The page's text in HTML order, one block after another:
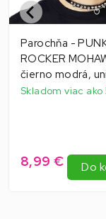
Parochňa -
ROCKER
čierno modrá,
Skladom viac ako
8,99 € Do